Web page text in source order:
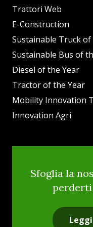
Trattori Web
E-Construction
Sustainable Truck of
Sustainable Bus of
Diesel of the Year
Tractor of the Year
Mobility Innovation
Innovation Agri
Sfoglia la